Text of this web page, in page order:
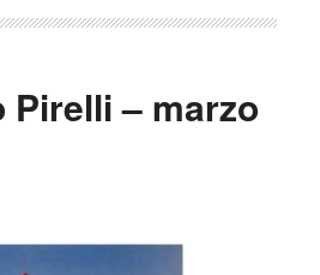
Pirelli – marzo